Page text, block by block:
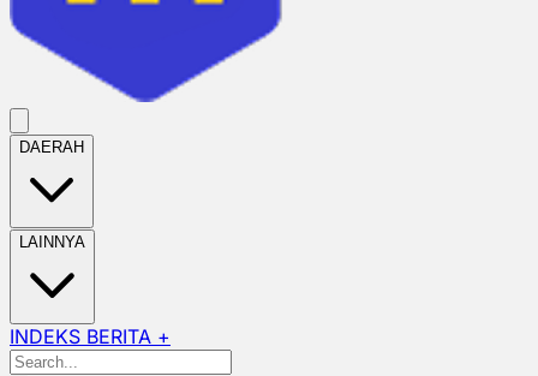
DAERAH
LAINNYA
INDEKS BERITA +